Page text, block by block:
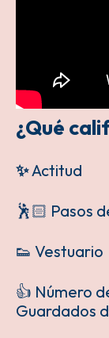
¿Qué
✨Actitud
🕺🏻 Pasos
👟 Vestuario
👍 Número
Guardados